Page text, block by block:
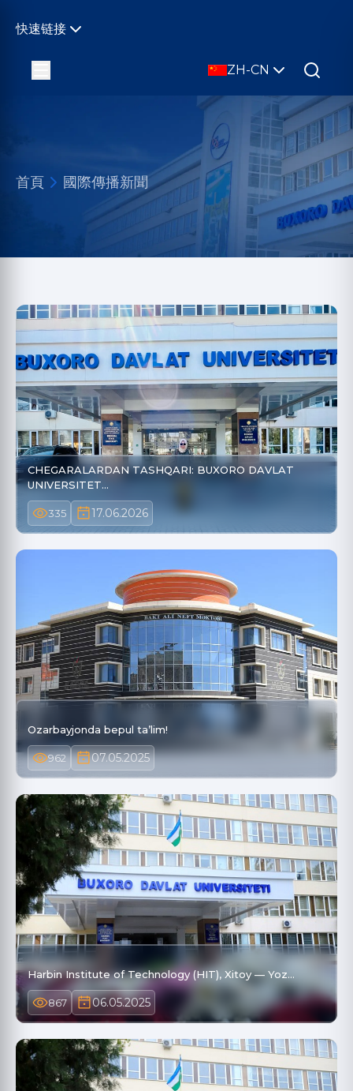
快速链接
ZH-CN
首頁 國際傳播新聞
CHEGARALARDAN TASHQARI: BUXORO DAVLAT
UNIVERSITET…
335 17.06.2026
Ozarbayjonda bepul ta’lim!
962 07.05.2025
Harbin Institute of Technology (HIT), Xitoy — Yoz…
867 06.05.2025